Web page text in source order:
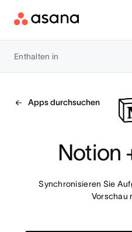
Vertrieb
Enthalten in
Apps durchsuchen
Notion
Synchronisieren Sie
Vorschau